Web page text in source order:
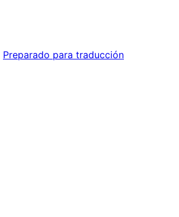
Preparado para traducción